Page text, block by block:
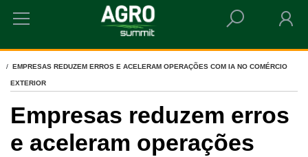
HOME
EMPRESAS REDUZEM ERROS E ACELERAM OPERAÇÕES COM IA NO COMÉRCIO
EXTERIOR
Empresas reduzem erros
e aceleram operações